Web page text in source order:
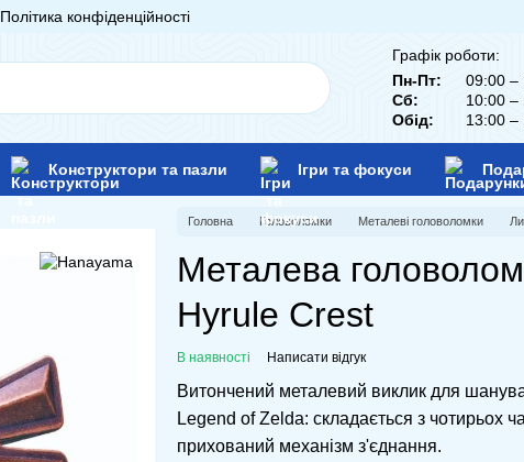
Політика конфіденційності
Графік роботи:
Пн-Пт:
09:00 –
Сб:
10:00 –
Обід:
13:00 –
Конструктори та пазли Ігри та фокуси
Головна Головоломки Металеві головоломки
Металева
Hyrule Crest
В наявності Написати відгук
Витончений металевий виклик для
Legend of Zelda: складається з чотирьох
прихований механізм з'єднання.